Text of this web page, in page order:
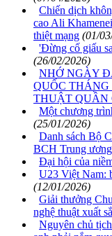
Chiến dịch
cao Ali
thiệt mạng (01/
'Đừng cố giấu
(26/02/2026)
NHỚ NGÀY
QUỐC THÁNG
THUẬT QUẦN
Một chương
(25/01/2026)
Danh sách Bộ
BCH Trung
Đại hội của
U23 Việt Nam:
(12/01/2026)
Giải thưởng
nghệ thuật xuất
Nguyên chủ